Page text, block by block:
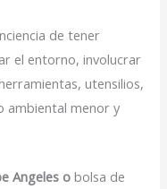
de tener
el entorno, involucrar
utensilios,
ambiental menor y
Angeles o bolsa de